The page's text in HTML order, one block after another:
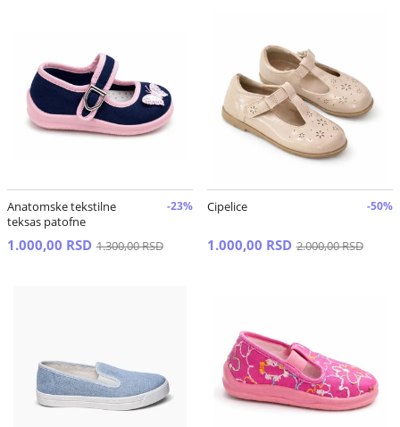
Anatomske tekstilne
teksas patofne
-23%
1.000,00 RSD 1.300,00 RSD
Cipelice -50%
1.000,00 RSD 2.000,00 RSD